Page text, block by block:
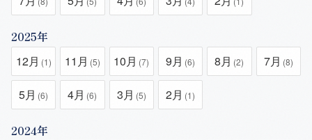
2025年
12月 (1) 11月 (5) 10月 (7) 9月 (6) 8月 (2) 7月 (8)
5月 (6) 4月 (6) 3月 (5) 2月 (1)
2024年